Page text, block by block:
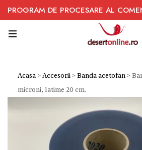
PROGRAM DE PROCESARE AL
- 16:00
Acasa >Accesorii >Banda acetofan >
microni, latime 20 cm.